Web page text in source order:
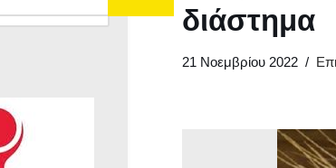
διάστημα
21 Νοεμβρίου 2022